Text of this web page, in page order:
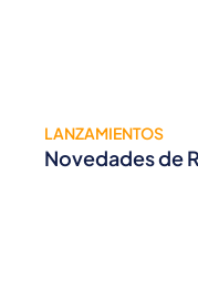
LANZAMIENTOS
Novedades de